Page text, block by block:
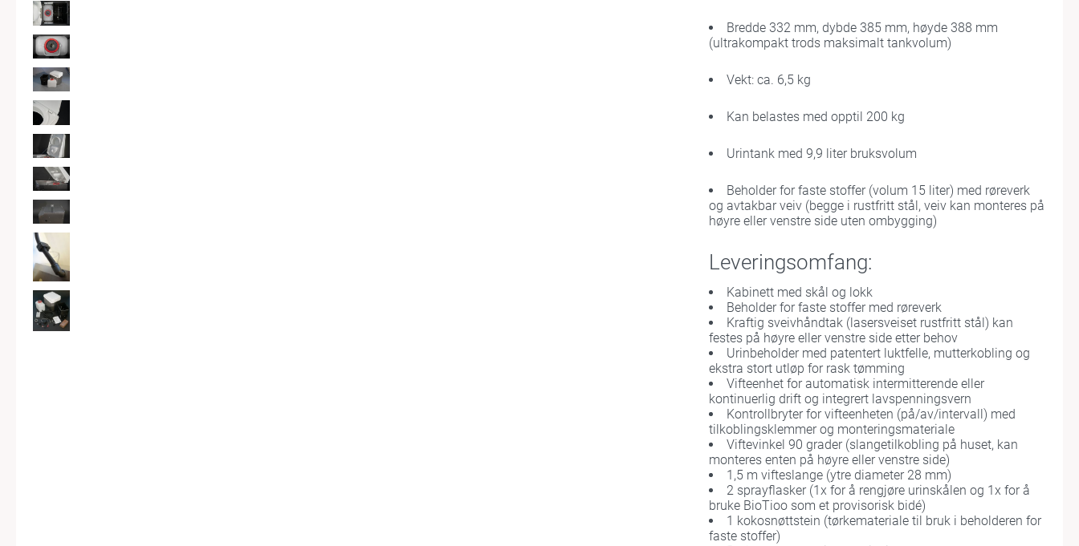
Bredde 332 mm, dybde 385 mm, høyde 388 mm
(ultrakompakt trods maksimalt tankvolum)
Vekt: ca. 6,5 kg
Kan belastes med opptil 200 kg
Urintank med 9,9 liter bruksvolum
Beholder for faste stoffer (volum 15 liter) med røreverk
og avtakbar veiv (begge i rustfritt stål, veiv kan monteres på
høyre eller venstre side uten ombygging)
Leveringsomfang:
Kabinett med skål og lokk
Beholder for faste stoffer med røreverk
Kraftig sveivhåndtak (lasersveiset rustfritt stål) kan
festes på høyre eller venstre side etter behov
Urinbeholder med patentert luktfelle, mutterkobling og
ekstra stort utløp for rask tømming
Vifteenhet for automatisk intermitterende eller
kontinuerlig drift og integrert lavspenningsvern
Kontrollbryter for vifteenheten (på/av/intervall) med
tilkoblingsklemmer og monteringsmateriale
Viftevinkel 90 grader (slangetilkobling på huset, kan
monteres enten på høyre eller venstre side)
1,5 m vifteslange (ytre diameter 28 mm)
2 sprayflasker (1x for å rengjøre urinskålen og 1x for å
bruke BioTioo som et provisorisk bidé)
1 kokosnøttstein (tørkemateriale til bruk i beholderen for
faste stoffer)